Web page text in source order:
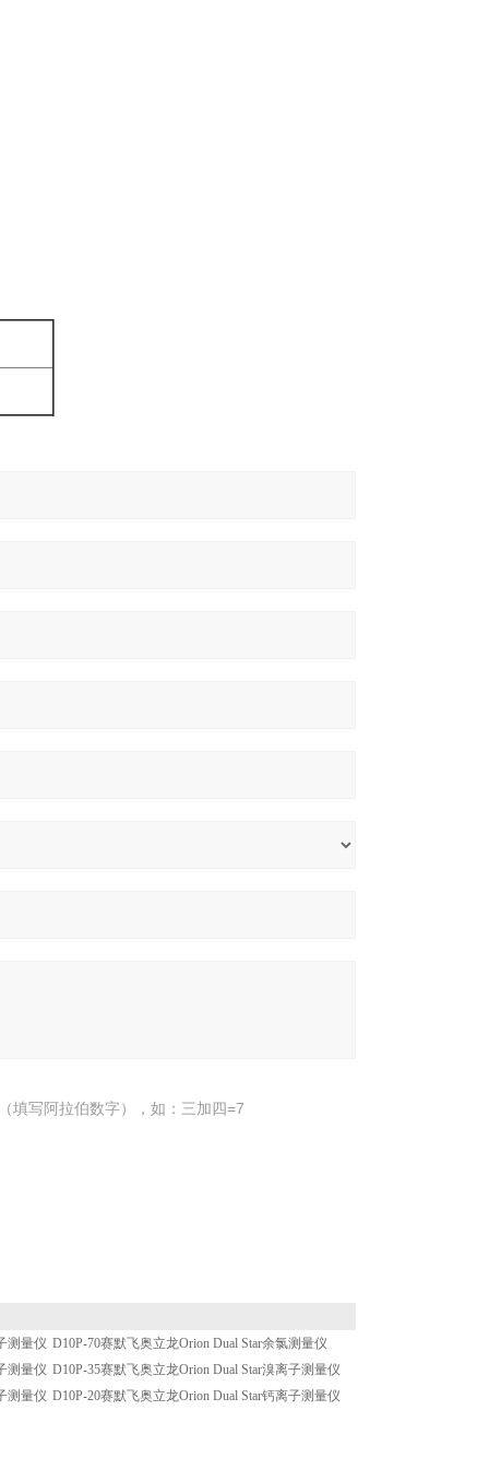
填写阿拉伯数字），如：三加四=7
测量仪 D10P-70赛默飞奥立龙Orion Dual Star余氯测量仪
测量仪 D10P-35赛默飞奥立龙Orion Dual Star溴离子测量仪
测量仪 D10P-20赛默飞奥立龙Orion Dual Star钙离子测量仪